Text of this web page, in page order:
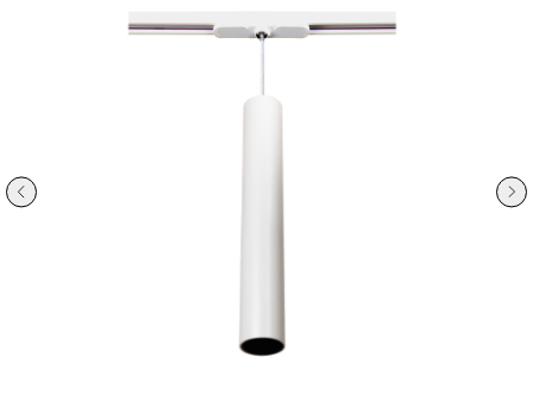
LED PREMIUM